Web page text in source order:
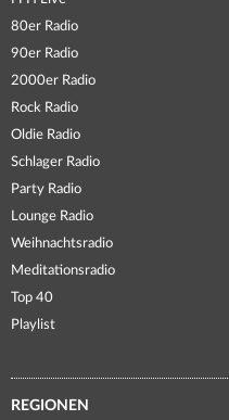
80er Radio
90er Radio
2000er Radio
Rock Radio
Oldie Radio
Schlager Radio
Party Radio
Lounge Radio
Weihnachtsradio
Meditationsradio
Top 40
Playlist
REGIONEN